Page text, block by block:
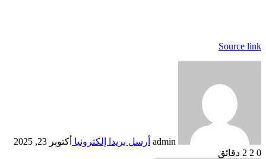
Source link
admin أرسل بريدا إلكترونيا أكتوبر 23, 2025
0
2 دقائق